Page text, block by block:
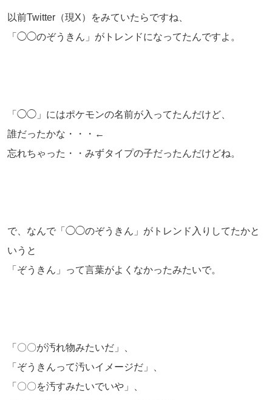
以前Twitter（現X）をみていたらですね、
「◯◯のぞうきん」がトレンドになってたんですよ。
「◯◯」にはポケモンの名前が入ってたんだけど、
誰だったかな・・・←
忘れちゃった・・みずタイプの子だったんだけどね。
で、なんで「◯◯のぞうきん」がトレンド入りしてたかと
いうと
「ぞうきん」って言葉がよくなかったみたいで。
「〇〇が汚れ物みたいだ」、
「ぞうきんって汚いイメージだ」、
「〇〇を汚すみたいでいや」、